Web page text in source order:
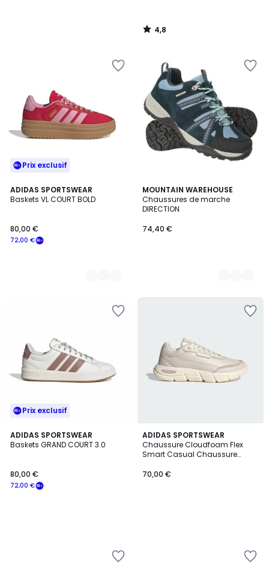
4,8
/
Prix exclusif
ADIDAS SPORTSWEAR
Baskets VL COURT BOLD
72,00 €
80,00 €
2
Couleurs
MOUNTAIN WAREHOUSE
Chaussures de marche
DIRECTION
74,40 €
2
Couleurs
Prix exclusif
ADIDAS SPORTSWEAR
Baskets GRAND COURT 3.0
72,00 €
80,00 €
ADIDAS SPORTSWEAR
Chaussure Cloudfoam Flex
Smart Casual Chaussure
70,00 €